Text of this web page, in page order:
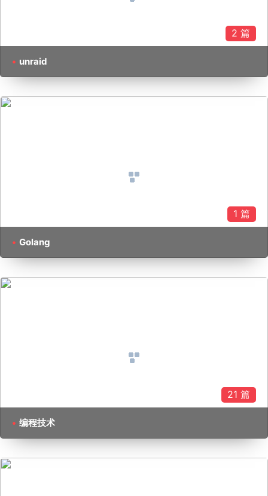
2 篇
unraid
1 篇
Golang
21 篇
编程技术